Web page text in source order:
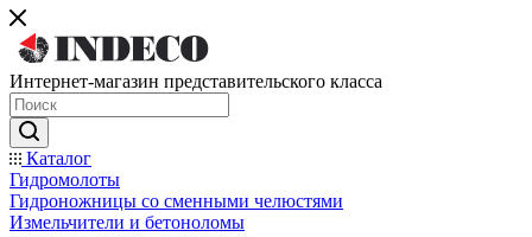
Интернет-магазин представительского класса
Каталог
Гидромолоты
Гидроножницы со сменными челюстями
Измельчители и бетоноломы